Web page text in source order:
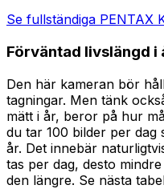
Se fullständiga PENTAX
Förväntad livslängd i
Den här kameran bör
tagningar. Men tänk
mätt i år, beror på hur
du tar 100 bilder per dag
år. Det innebär
tas per dag, desto
den längre. Se nästa